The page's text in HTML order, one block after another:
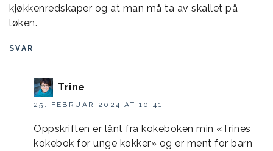
kjøkkenredskaper og at man må ta av skallet på
løken.
SVAR
Trine
25. FEBRUAR 2024 AT 10:41
Oppskriften er lånt fra kokeboken min «Trines
kokebok for unge kokker» og er ment for barn